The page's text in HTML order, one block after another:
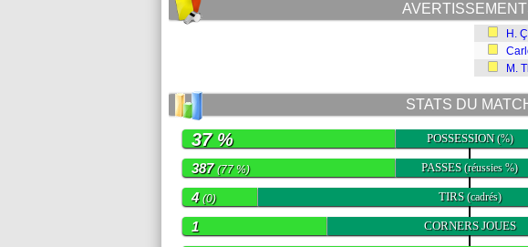
H.
M.
STATS DU
POSSESSION(%)
37 %
PASSES(réussies %)
387(77 %)
TIRS(cadrés)
4 (0)
CORNERS JOUES
1